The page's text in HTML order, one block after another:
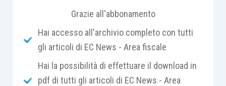
di studio.
Il presente contributo individua le
peculiarità del giudizio di
sua richiesta.
Grazie all'abbonamento
Hai accesso all'archivio completo con tutti
gli articoli di EC News - Area fiscale
Hai la possibilità di effettuare il download in
pdf di tutti gli articoli di EC News - Area